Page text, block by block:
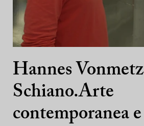
Hannes Vonmetz
Schiano.Arte
contemporanea e